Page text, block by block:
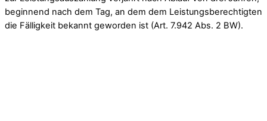
beginnend nach dem Tag, an dem dem Leistungsberechtigten
die Fälligkeit bekannt geworden ist (Art. 7.942 Abs. 2 BW).